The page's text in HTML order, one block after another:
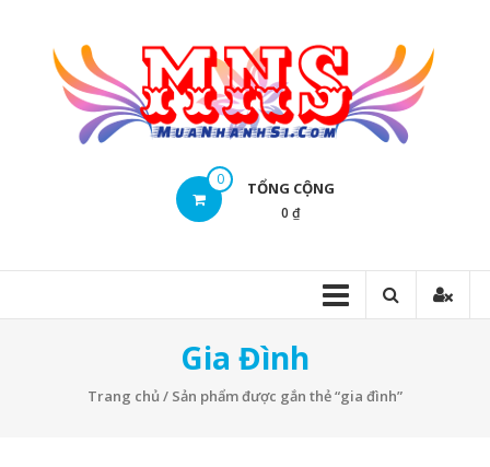
0 TỔNG CỘNG
0 ₫
Gia Đình
Trang chủ / Sản phẩm được gắn thẻ “gia đình”